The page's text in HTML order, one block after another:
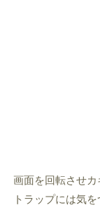
画面を回転させ
トラップには気